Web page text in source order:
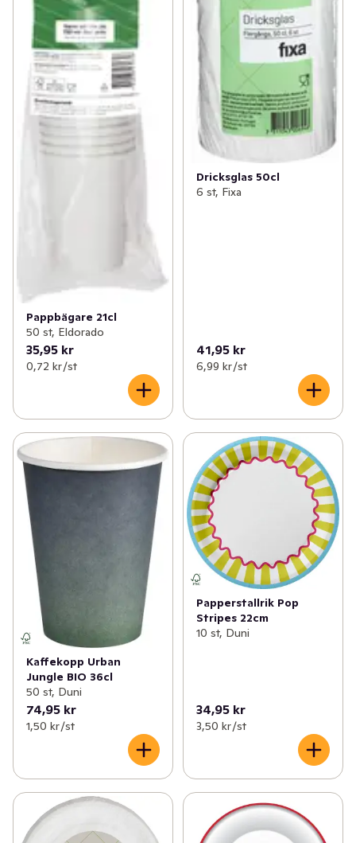
Pappbägare 21cl
50 st, Eldorado
35,95 kr
0,72 kr /st
Dricksglas 50cl
6 st, Fixa
41,95 kr
6,99 kr /st
Kaffekopp Urban
Jungle BIO 36cl
50 st, Duni
74,95 kr
1,50 kr /st
Papperstallrik Pop
Stripes 22cm
10 st, Duni
34,95 kr
3,50 kr /st